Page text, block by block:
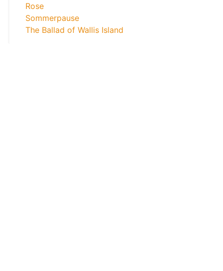
Rose
Sommerpause
The Ballad of Wallis Island